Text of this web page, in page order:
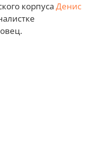
корпуса Денис